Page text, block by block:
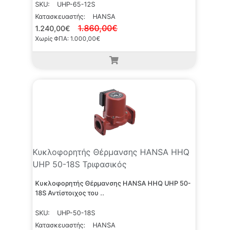
SKU:
UHP-65-12S
Κατασκευαστής:
HANSA
1.240,00€ 1.860,00€
Χωρίς ΦΠΑ: 1.000,00€
Κυκλοφορητής Θέρμανσης HANSA HHQ
UHP 50-18S Τριφασικός
Κυκλοφορητής Θέρμανσης HANSA HHQ UHP 50-
18S Αντίστοιχος του ..
SKU:
UHP-50-18S
Κατασκευαστής:
HANSA